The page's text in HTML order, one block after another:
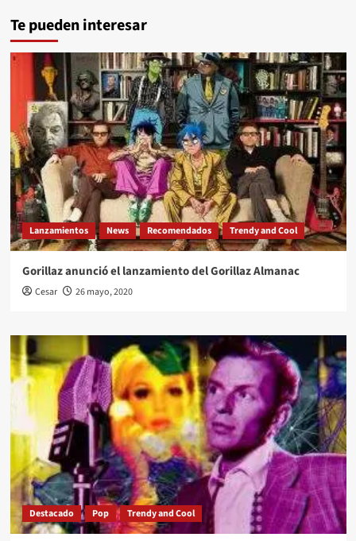
Te pueden interesar
Lanzamientos News Recomendados Trendy and Cool
Gorillaz anunció el lanzamiento del Gorillaz Almanac
Cesar 26 mayo, 2020
Destacado Pop Trendy and Cool